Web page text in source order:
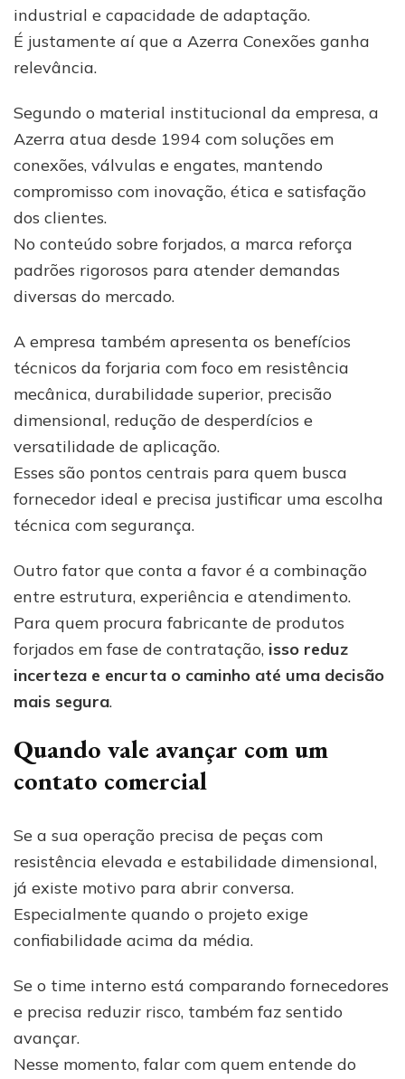
industrial e capacidade de adaptação.
É justamente aí que a Azerra Conexões ganha
relevância.
Segundo o material institucional da empresa, a
Azerra atua desde 1994 com soluções em
conexões, válvulas e engates, mantendo
compromisso com inovação, ética e satisfação
dos clientes.
No conteúdo sobre forjados, a marca reforça
padrões rigorosos para atender demandas
diversas do mercado.
A empresa também apresenta os benefícios
técnicos da forjaria com foco em resistência
mecânica, durabilidade superior, precisão
dimensional, redução de desperdícios e
versatilidade de aplicação.
Esses são pontos centrais para quem busca
fornecedor ideal e precisa justificar uma escolha
técnica com segurança.
Outro fator que conta a favor é a combinação
entre estrutura, experiência e atendimento.
Para quem procura fabricante de produtos
forjados em fase de contratação, isso reduz
incerteza e encurta o caminho até uma decisão
mais segura.
Quando vale avançar com um
contato comercial
Se a sua operação precisa de peças com
resistência elevada e estabilidade dimensional,
já existe motivo para abrir conversa.
Especialmente quando o projeto exige
confiabilidade acima da média.
Se o time interno está comparando fornecedores
e precisa reduzir risco, também faz sentido
avançar.
Nesse momento, falar com quem entende do